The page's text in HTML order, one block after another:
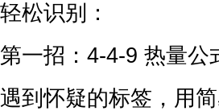
轻松识别：
第一招：4-4-9 热量公
遇到怀疑的标签，用